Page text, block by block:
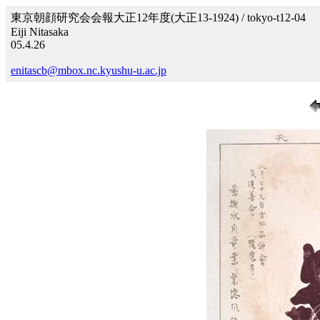
東京朝顔研究会会報大正12年度(大正13-1924) / tokyo-t12-04
Eiji Nitasaka
05.4.26
enitascb@mbox.nc.kyushu-u.ac.jp